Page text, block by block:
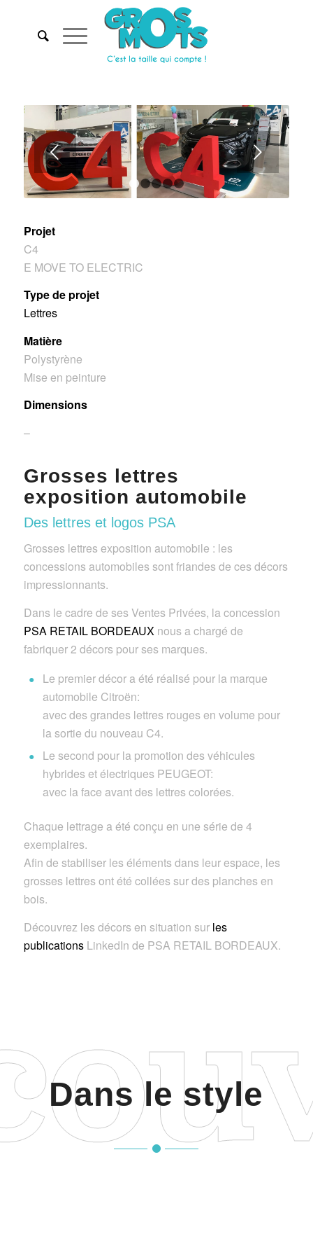
Suivant
1 2 3 4 5
Projet
C4
E MOVE TO ELECTRIC
Type de projet
Lettres
Matière
Polystyrène
Mise en peinture
Dimensions
–
Grosses lettres
exposition automobile
Des lettres et logos PSA
Grosses lettres exposition automobile : les
concessions automobiles sont friandes de ces décors
impressionnants.
Dans le cadre de ses Ventes Privées, la concession
PSA RETAIL BORDEAUXnous a chargé de
fabriquer 2 décors pour ses marques.
Le premier décor a été réalisé pour la marque
automobile Citroën:
avec des grandes lettres rouges en volume pour
la sortie du nouveau C4.
Le second pour la promotion des véhicules
hybrides et électriques PEUGEOT:
avec la face avant des lettres colorées.
Chaque lettrage a été conçu en une série de 4
exemplaires.
Afin de stabiliser les éléments dans leur espace, les
grosses lettres ont été collées sur des planches en
bois.
Découvrez les décors en situation sur les
publicationsLinkedIn de PSA RETAIL BORDEAUX.
Dans le style